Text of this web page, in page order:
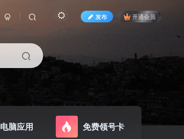
发布 开通会员
电脑应用 免费领号卡